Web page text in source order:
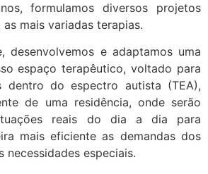
formulamos diversos projetos
mais variadas terapias.
desenvolvemos e adaptamos uma
espaço terapêutico, voltado para
dentro do espectro autista (TEA),
de uma residência, onde serão
reais do dia a dia para
mais eficiente as demandas dos
necessidades especiais.